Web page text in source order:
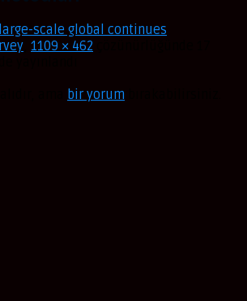
scale global continues
1109 × 462
bir yorum